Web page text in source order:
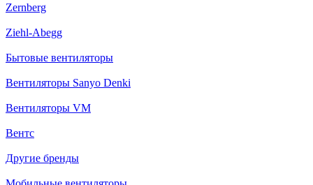
Zernberg
Ziehl-Abegg
Бытовые вентиляторы
Вентиляторы Sanyo Denki
Вентиляторы VM
Вентс
Другие бренды